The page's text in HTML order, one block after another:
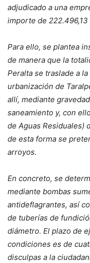
adjudicado a una
importe de
Para ello, se plantea
de manera que la
Peralta se traslade a
urbanización de
allí, mediante
saneamiento y, con
de Aguas Residuales)
de esta forma se
arroyos.
En concreto, se
mediante bombas
antideflagrantes, así
de tuberías de
diámetro. El plazo de
condiciones es de
disculpas a la